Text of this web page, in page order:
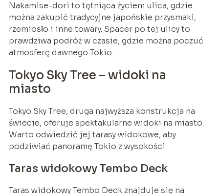
Nakamise-dori to tętniąca życiem ulica, gdzie
można zakupić tradycyjne japońskie przysmaki,
rzemiosło i inne towary. Spacer po tej ulicy to
prawdziwa podróż w czasie, gdzie można poczuć
atmosferę dawnego Tokio.
Tokyo Sky Tree – widoki na
miasto
Tokyo Sky Tree, druga najwyższa konstrukcja na
świecie, oferuje spektakularne widoki na miasto.
Warto odwiedzić jej tarasy widokowe, aby
podziwiać panoramę Tokio z wysokości.
Taras widokowy Tembo Deck
Taras widokowy Tembo Deck znajduje się na